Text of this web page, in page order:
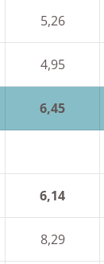
5,26
4,95
6,45
6,14
8,29